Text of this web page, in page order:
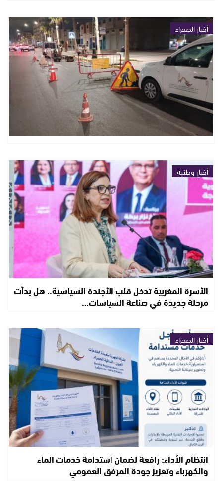
أخبار الصحراء
أخبار وطنية
الأسرة المغربية تدخل قلب الأجندة السياسية.. هل بدأت
مرحلة جديدة في صناعة السياسات…
أخبار الصحراء
انتظام الأداء: رافعة لضمان استدامة خدمات الماء
والكهرباء وتعزيز جودة المرفق العمومي